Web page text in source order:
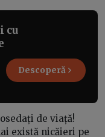
cu
Descoperă
de viață!
există nicăieri pe